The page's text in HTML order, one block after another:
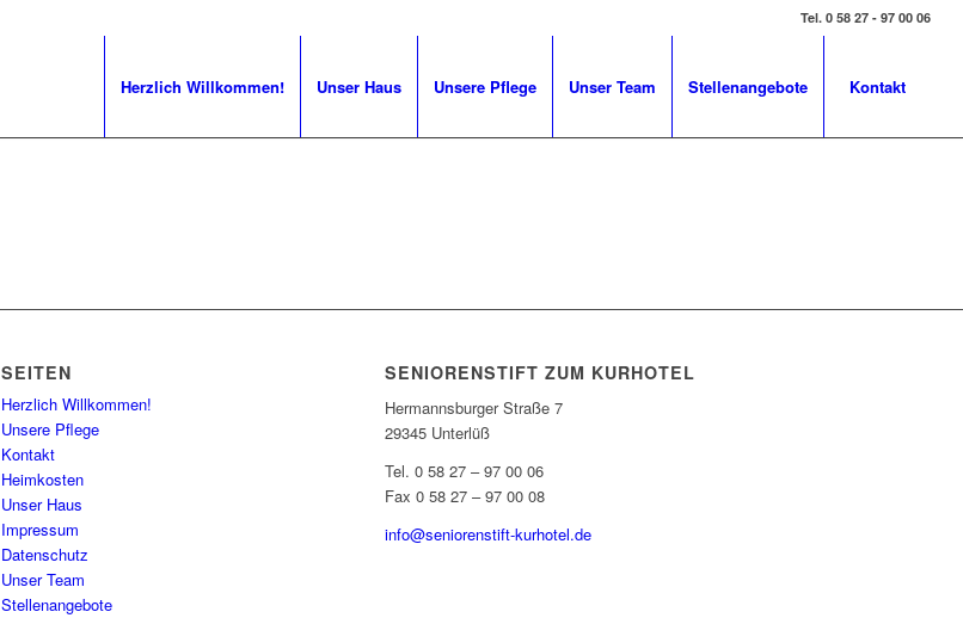
Tel. 0 58 27 - 97 00 06
Herzlich Willkommen! Unser Haus Unsere Pflege Unser Team Stellenangebote Kontakt
SEITEN
Herzlich Willkommen!
Unsere Pflege
Kontakt
Heimkosten
Unser Haus
Impressum
Datenschutz
Unser Team
Stellenangebote
SENIORENSTIFT ZUM KURHOTEL
Hermannsburger Straße 7
29345 Unterlüß
Tel. 0 58 27 – 97 00 06
Fax 0 58 27 – 97 00 08
info@seniorenstift-kurhotel.de